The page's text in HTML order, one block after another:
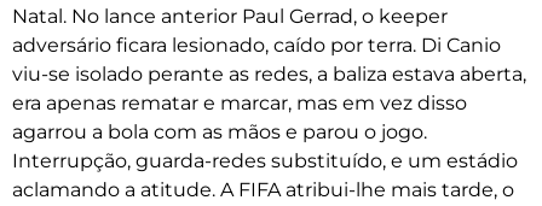
Natal. No lance anterior Paul Gerrad, o keeper
adversário ficara lesionado, caído por terra. Di Canio
viu-se isolado perante as redes, a baliza estava aberta,
era apenas rematar e marcar, mas em vez disso
agarrou a bola com as mãos e parou o jogo.
Interrupção, guarda-redes substituído, e um estádio
aclamando a atitude. A FIFA atribui-lhe mais tarde, o